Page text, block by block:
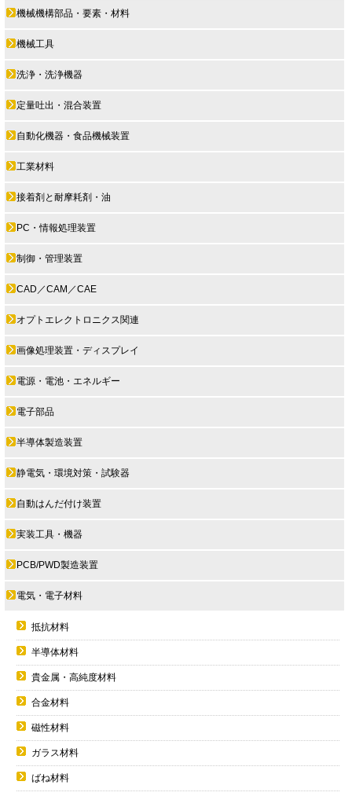
機械機構部品・要素・材料
機械工具
洗浄・洗浄機器
定量吐出・混合装置
自動化機器・食品機械装置
工業材料
接着剤と耐摩耗剤・油
PC・情報処理装置
制御・管理装置
CAD／CAM／CAE
オプトエレクトロニクス関連
画像処理装置・ディスプレイ
電源・電池・エネルギー
電子部品
半導体製造装置
静電気・環境対策・試験器
自動はんだ付け装置
実装工具・機器
PCB/PWD製造装置
電気・電子材料
抵抗材料
半導体材料
貴金属・高純度材料
合金材料
磁性材料
ガラス材料
ばね材料